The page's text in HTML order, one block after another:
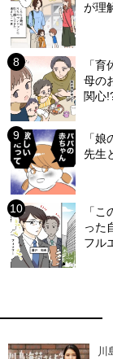
が理
「
母の
関心
「
先生
「
った
フル
川